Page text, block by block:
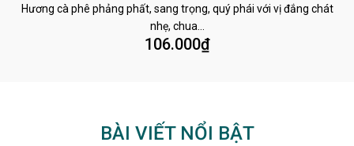
Hương cà phê phảng phất, sang trọng, quý phái với vị đắng chát
nhẹ, chua…
106.000₫
BÀI VIẾT NỔI BẬT